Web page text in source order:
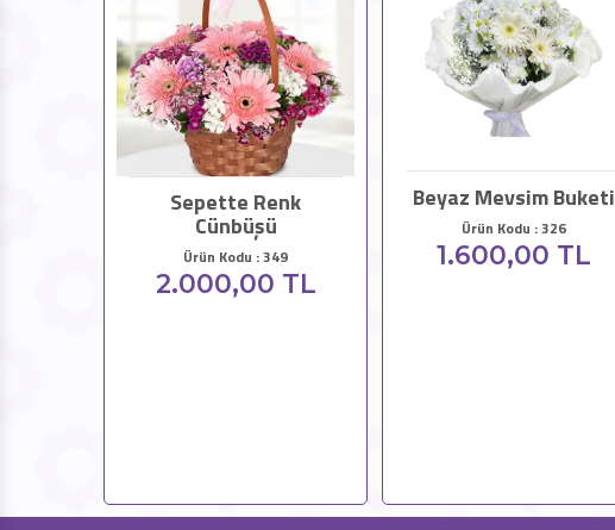
Sepette Renk
Cünbüşü
Ürün Kodu : 349
2.000,00 TL
Beyaz Mevsim Buketi
Ürün Kodu : 326
1.600,00 TL